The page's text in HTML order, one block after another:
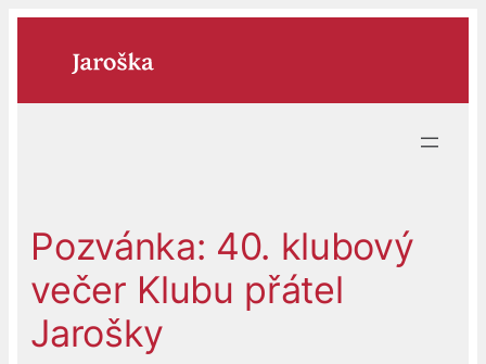
Pozvánka: 40. klubový
večer Klubu přátel
Jarošky